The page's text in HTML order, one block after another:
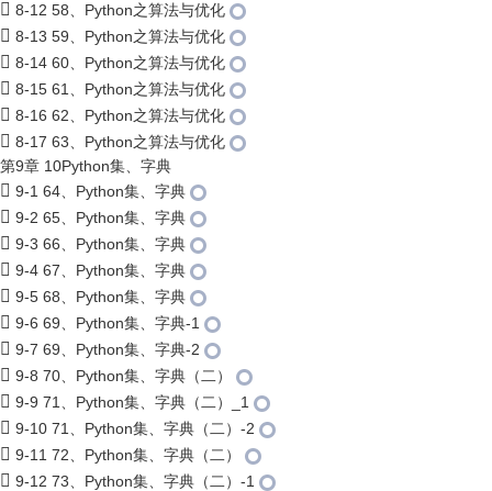
8-12 58、Python之算法与优化
8-13 59、Python之算法与优化
8-14 60、Python之算法与优化
8-15 61、Python之算法与优化
8-16 62、Python之算法与优化
8-17 63、Python之算法与优化
第9章 10Python集、字典
9-1 64、Python集、字典
9-2 65、Python集、字典
9-3 66、Python集、字典
9-4 67、Python集、字典
9-5 68、Python集、字典
9-6 69、Python集、字典-1
9-7 69、Python集、字典-2
9-8 70、Python集、字典（二）
9-9 71、Python集、字典（二）_1
9-10 71、Python集、字典（二）-2
9-11 72、Python集、字典（二）
9-12 73、Python集、字典（二）-1